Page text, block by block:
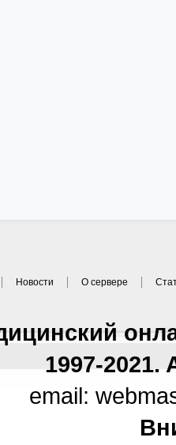
Новости О сервере
1997-2021.
email: